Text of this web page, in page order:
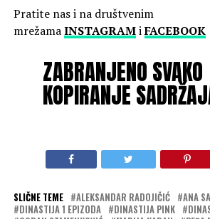
Pratite nas i na društvenim
mrežamaINSTAGRAMiFACEBOOK
ZABRANJENO SVAKO
KOPIRANJE
SLIČNE TEME ALEKSANDAR RADOJIČIĆ ANA
DINASTIJA 1 EPIZODA
DINASTIJA PINK